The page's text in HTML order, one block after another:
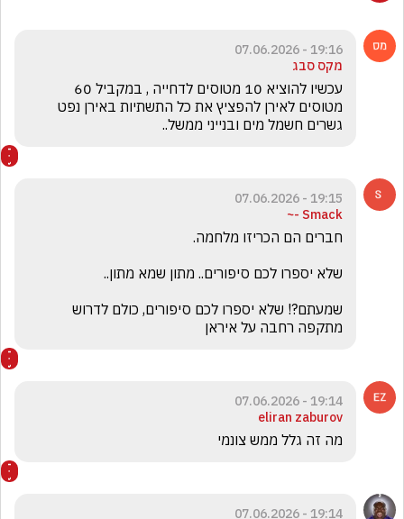
19:16 - 07.06.2026
מקס סבג
גשרים חשמל מים ובנייני ממשל..
19:15 - 07.06.2026
Smack -~
מתקפה רחבה על איראן
19:14 - 07.06.2026
eliran zaburov
מה זה גלל ממש צונמי
19:14 - 07.06.2026